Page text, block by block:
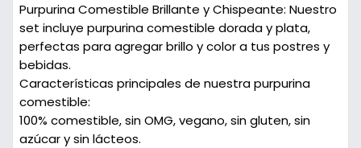
Purpurina Comestible Brillante y Chispeante: Nuestro
set incluye purpurina comestible dorada y plata,
perfectas para agregar brillo y color a tus postres y
bebidas.
Características principales de nuestra purpurina
comestible:
100% comestible, sin OMG, vegano, sin gluten, sin
azúcar y sin lácteos.